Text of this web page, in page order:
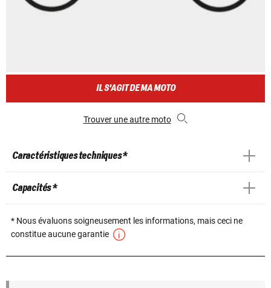
IL S'AGIT DE MA MOTO
Trouver une autre moto
Caractéristiques techniques *
Capacités *
* Nous évaluons soigneusement les informations, mais ceci ne
constitue aucune garantie